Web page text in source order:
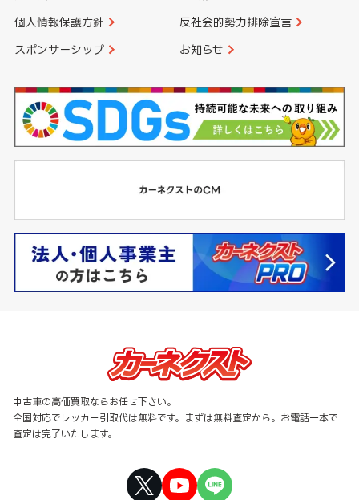
個人情報保護方針 反社会的勢力排除宣言
スポンサーシップ お知らせ
中古車の高価買取ならお任せ下さい。
全国対応でレッカー引取代は無料です。まずは無料査定から。お電話一本で
査定は完了いたします。